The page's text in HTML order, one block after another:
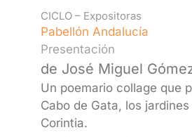
CICLO – Expositoras
Pabellón Andalucía
Presentación
de José Miguel
Un poemario collage que
Cabo de Gata, los
Corintia.